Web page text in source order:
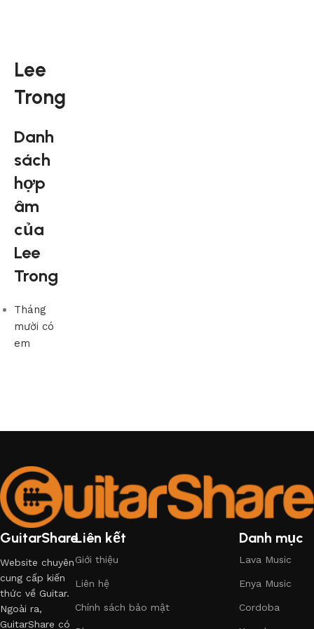
Lee
Trong
Danh
sách
hợp
âm
của
Lee
Trong
Tháng
mười có
em
GuitarShare
Website chuyên
cung cấp kiến
thức về Guitar.
Ngoài ra,
GuitarShare có
Liên kết
Giới thiệu
Liên hệ
Chính sách bảo mật
Danh mục
Lava Music
Enya Music
Cordoba